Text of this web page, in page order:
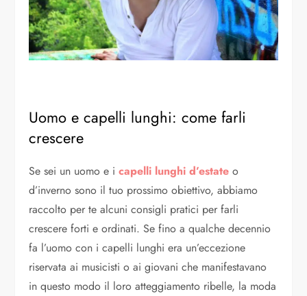
Uomo e capelli lunghi: come farli
crescere
Se sei un uomo e icapelli lunghi d’estate o
d’inverno sono il tuo prossimo obiettivo, abbiamo
raccolto per te alcuni consigli pratici per farli
crescere forti e ordinati. Se fino a qualche decennio
fa l’uomo con i capelli lunghi era un’eccezione
riservata ai musicisti o ai giovani che manifestavano
in questo modo il loro atteggiamento ribelle, la moda